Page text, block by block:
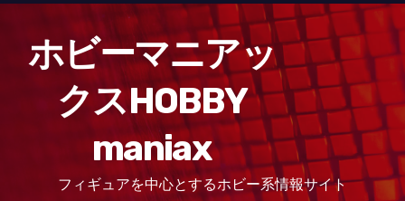
ホビーマニアッ
クスHOBBY
maniax
フィギュアを中心とするホビー系情報サイト